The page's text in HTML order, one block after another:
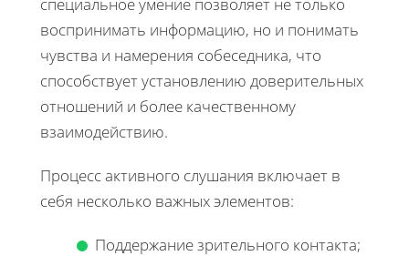
воспринимать информацию, но и понимать
чувства и намерения собеседника, что
способствует установлению доверительных
отношений и более качественному
взаимодействию.
Процесс активного слушания включает в
себя несколько важных элементов:
Поддержание зрительного контакта;